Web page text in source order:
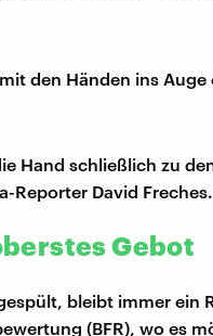
den Händen ins Auge
Hand schließlich zu
Reporter David Freches.
Gebot
bleibt immer ein
(BFR), wo es